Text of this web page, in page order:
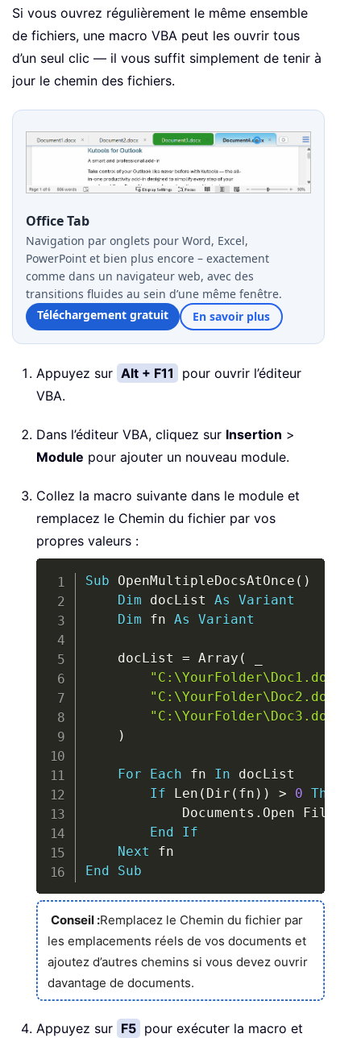
Si vous ouvrez régulièrement le même ensemble
de fichiers, une macro VBA peut les ouvrir tous
d’un seul clic — il vous suffit simplement de tenir à
jour le chemin des fichiers.
Office Tab
Navigation par onglets pour Word, Excel,
PowerPoint et bien plus encore – exactement
comme dans un navigateur web, avec des
transitions fluides au sein d’une même fenêtre.
Téléchargement gratuit
En savoir plus
Appuyez sur Alt + F11
pour ouvrir l’éditeur
VBA.
Dans l’éditeur VBA, cliquez sur Insertion >
Module pour ajouter un nouveau module.
Collez la macro suivante dans le module et
remplacez le Chemin du fichier par vos
propres valeurs :
Sub OpenMultipleDocsAtOnce ( )
Dim docList As
Variant
Dim fn As Variant
    docList
= Array (
"C:\YourFolder\Doc1.docx"
"C:\YourFolder\Doc2.docx"
"C:\YourFolder\Doc3.docx"
)
For Each fn In docList
If Len ( Dir ( fn ) ) > 0 Then
            Documents
. Open
End
If
Next
End
Sub
Copy
Conseil :Remplacez le Chemin du fichier par
les emplacements réels de vos documents et
ajoutez d’autres chemins si vous devez ouvrir
davantage de documents.
Appuyez sur F5 pour exécuter la macro et